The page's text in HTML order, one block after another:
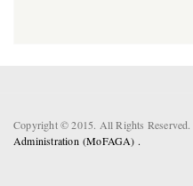
Copyright © 2015. All Rights Reserved.
Administration (MoFAGA) .